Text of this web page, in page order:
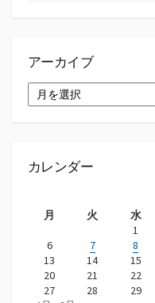
アーカイブ
ー
カレンダー
月
火 水
1
6
7 8
13
14 15
20
21 22
27
28 29